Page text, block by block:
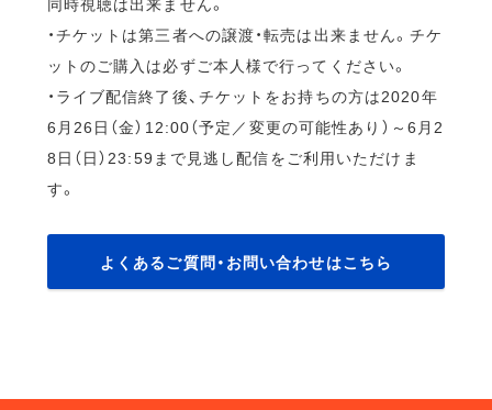
・チケットは第三者への譲渡・転売は出来ません。チケ
ットのご購入は必ずご本人様で行ってください。
・ライブ配信終了後、チケットをお持ちの方は2020年
6月26日（金）12:00（予定／変更の可能性あり）～6月2
8日（日）23:59まで見逃し配信をご利用いただけま
す。
よくあるご質問・お問い合わせはこちら